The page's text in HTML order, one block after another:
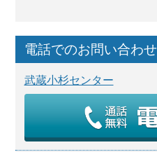
電話でのお問い合わせ
武蔵小杉センター